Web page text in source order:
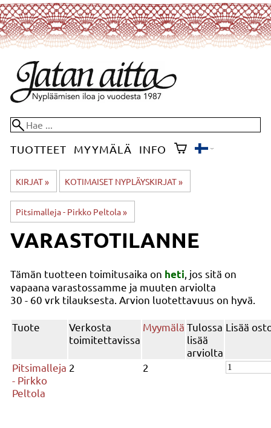
TUOTTEET MYYMÄLÄ INFO
KIRJAT‪» KOTIMAISET NYPLÄYSKIRJAT‪»
Pitsimalleja - Pirkko Peltola‪»
VARASTOTILANNE
Tämän tuotteen toimitusaika on heti , jos sitä on
vapaana varastossamme ja muuten arviolta
30 - 60 vrk tilauksesta. Arvion luotettavuus on hyvä.
Tuote
Verkosta
toimitettavissa
Myymälä Tulossa
lisää
arviolta
Lisää
Pitsimalleja
- Pirkko
Peltola
2 2